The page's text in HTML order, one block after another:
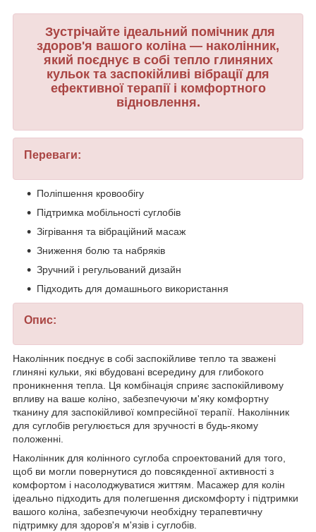
Зустрічайте ідеальний помічник для
здоров'я вашого коліна — наколінник,
який поєднує в собі тепло глиняних
кульок та заспокійливі вібрації для
ефективної терапії і комфортного
відновлення.
Переваги:
Поліпшення кровообігу
Підтримка мобільності суглобів
Зігрівання та вібраційний масаж
Зниження болю та набряків
Зручний і регульований дизайн
Підходить для домашнього використання
Опис:
Наколінник поєднує в собі заспокійливе тепло та зважені
глиняні кульки, які вбудовані всередину для глибокого
проникнення тепла. Ця комбінація сприяє заспокійливому
впливу на ваше коліно, забезпечуючи м'яку комфортну
тканину для заспокійливої компресійної терапії. Наколінник
для суглобів регулюється для зручності в будь-якому
положенні.
Наколінник для колінного суглоба спроектований для того,
щоб ви могли повернутися до повсякденної активності з
комфортом і насолоджуватися життям. Масажер для колін
ідеально підходить для полегшення дискомфорту і підтримки
вашого коліна, забезпечуючи необхідну терапевтичну
підтримку для здоров'я м'язів і суглобів.